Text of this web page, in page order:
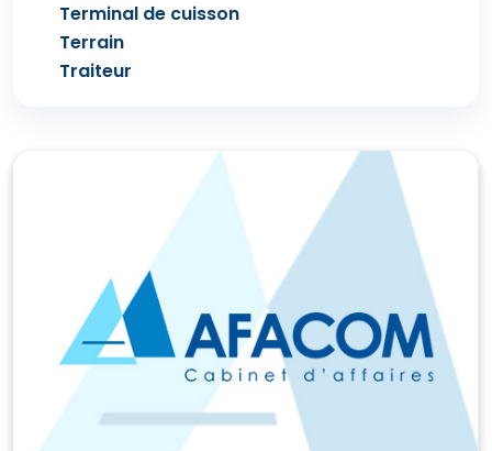
Terminal de cuisson
Terrain
Traiteur